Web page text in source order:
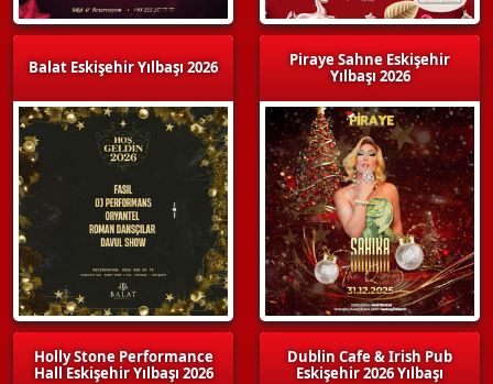
Balat Eskişehir Yılbaşı 2026
Holly Stone Performance
Hall Eskişehir Yılbaşı 2026
Piraye Sahne Eskişehir
Yılbaşı 2026
Dublin Cafe & Irish Pub
Eskişehir 2026 Yılbaşı